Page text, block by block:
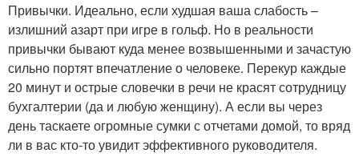
Привычки. Идеально, если худшая ваша слабость –
излишний азарт при игре в гольф. Но в реальности
привычки бывают куда менее возвышенными и зачастую
сильно портят впечатление о человеке. Перекур каждые
20 минут и острые словечки в речи не красят сотрудницу
бухгалтерии (да и любую женщину). А если вы через
день таскаете огромные сумки с отчетами домой, то вряд
ли в вас кто-то увидит эффективного руководителя.